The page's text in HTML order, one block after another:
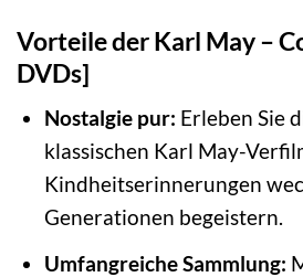
Vorteile der Karl May –
DVDs]
Nostalgie pur: Erleben Sie
klassischen Karl May-
Kindheitserinnerungen
Generationen begeistern.
Umfangreiche Sammlung: